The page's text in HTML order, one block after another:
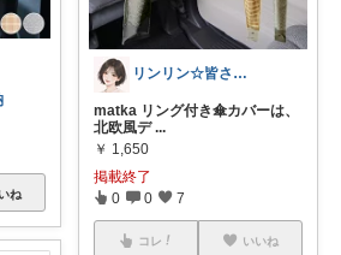
ね
リンリン☆皆さんありがとう
matka リング付き傘カバーは、
北欧風デ ...
￥ 1,650
掲載終了
0 0 7
コレ いいね